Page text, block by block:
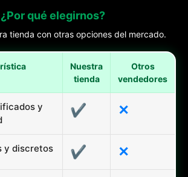
¿Por qué elegirnos?
tienda con otras opciones del mercado.
Nuestra
tienda
Otros
vendedores
y
✔ ✕
y discretos ✔ ✕